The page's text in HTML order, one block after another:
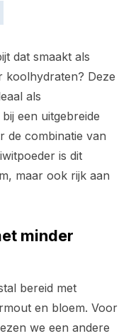
dat smaakt als
koolhydraten? Deze
als
een uitgebreide
de combinatie van
is dit
maar ook rijk aan
minder
bereid met
en bloem. Voor
we een andere